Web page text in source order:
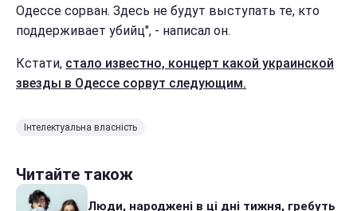
Одессе сорван. Здесь не будут выступать те, кто
поддерживает убийц", - написал он.
Кстати, стало известно, концерт какой украинской
звезды в Одессе сорвут следующим.
Інтелектуальна власність
Читайте також
Люди, народжені в ці дні тижня, гребуть